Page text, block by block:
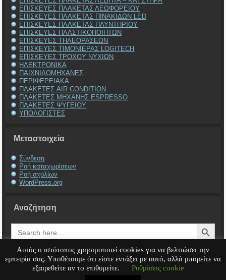
ΕΠΙΣΚΕΥΕΣ ΠΛΑΚΕΤΑΣ ΛΕΩΦΟΡΕΙΟΥ
ΕΠΙΣΚΕΥΕΣ ΠΛΑΚΕΤΑΣ ΠΙΝΑΚΙΔΩΝ LED
ΕΠΙΣΚΕΥΕΣ ΠΛΑΚΕΤΑΣ ΠΛΥΝΤΗΡΙΟΥ
ΕΠΙΣΚΕΥΕΣ ΠΛΑΣΤΙΚΟΠΟΙΗΤΩΝ
ΕΠΙΣΚΕΥΕΣ ΤΗΛΕΟΡΑΣΕΩΝ
ΕΠΙΣΚΕΥΕΣ ΤΙΜΟΝΙΕΡΑΣ LOGITECH
ΕΠΙΣΚΕΥΕΣ ΤΡΟΧΟΥ ΝΥΧΙΩΝ
ΗΛΕΚΤΡΟΝΙΚΑ
ΠΑΙΧΝΙΔΟΜΗΧΑΝΕΣ
ΠΕΡΙΦΕΡΕΙΑΚΑ
ΠΛΑΚΕΤΕΣ AIR CONDITION
ΠΛΑΚΕΤΕΣ ΜΗΧΑΝΗΣ ESPRESSO
ΠΛΑΚΕΤΕΣ ΨΥΓΕΙΟΥ
ΥΠΟΛΟΓΙΣΤΕΣ
Μεταστοιχεία
Σύνδεση
Ροή καταχωρίσεων
Ροή σχολίων
WordPress.org
Αναζήτηση
Search
for:
Search Button
Service Υπολογιστή Service Laptop Service Macbook Service Περιφερειακά
Αυτός ο ιστότοπος χρησιμοποιεί cookies για να βελτιώσει την
εμπειρία σας. Υποθέτουμε ότι είστε εντάξει με αυτό, αλλά μπορείτε να
εξαιρεθείτε αν το επιθυμείτε.
Ρυθμίσεις cookie